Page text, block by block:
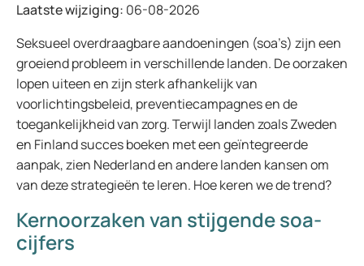
Laatste wijziging: 06-08-2026
Seksueel overdraagbare aandoeningen (soa’s) zijn een
groeiend probleem in verschillende landen. De oorzaken
lopen uiteen en zijn sterk afhankelijk van
voorlichtingsbeleid, preventiecampagnes en de
toegankelijkheid van zorg. Terwijl landen zoals Zweden
en Finland succes boeken met een geïntegreerde
aanpak, zien Nederland en andere landen kansen om
van deze strategieën te leren. Hoe keren we de trend?
Kernoorzaken van stijgende soa-
cijfers